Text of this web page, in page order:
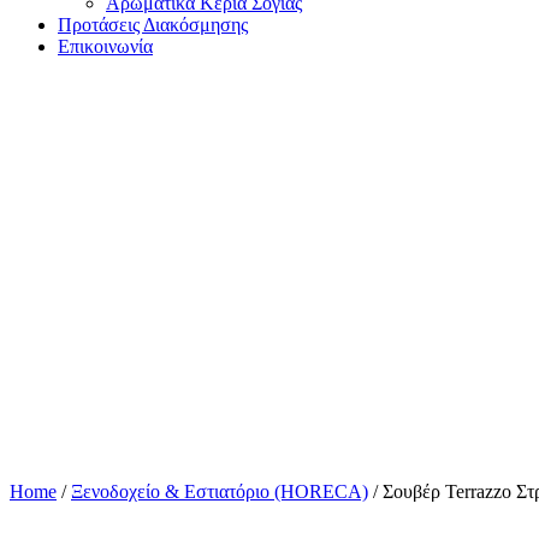
Προτάσεις Διακόσμησης
Επικοινωνία
Home /Ξενοδοχείο & Εστιατόριο (HORECA) / Σουβέρ Terrazzo